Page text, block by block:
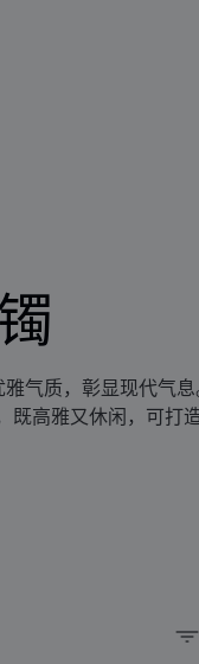
气质，彰显现代气
既高雅又休闲，可打